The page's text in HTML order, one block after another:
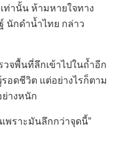
ท่านั้น ห้ามหายใจทาง
นักดำน้ำไทย กล่าว
วจพื้นที่ลึกเข้าไปในถ้ำอีก
อดชีวิต แต่อย่างไรก็ตาม
างหนัก
พราะมันลึกกว่าจุดนี้”